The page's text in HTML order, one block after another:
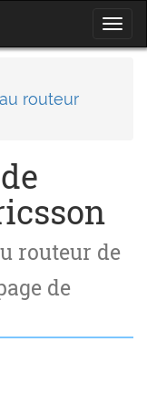
routeur
routeur de
de